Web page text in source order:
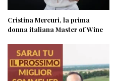
Cristina Mercuri, la prima
donna italiana Master of Wine